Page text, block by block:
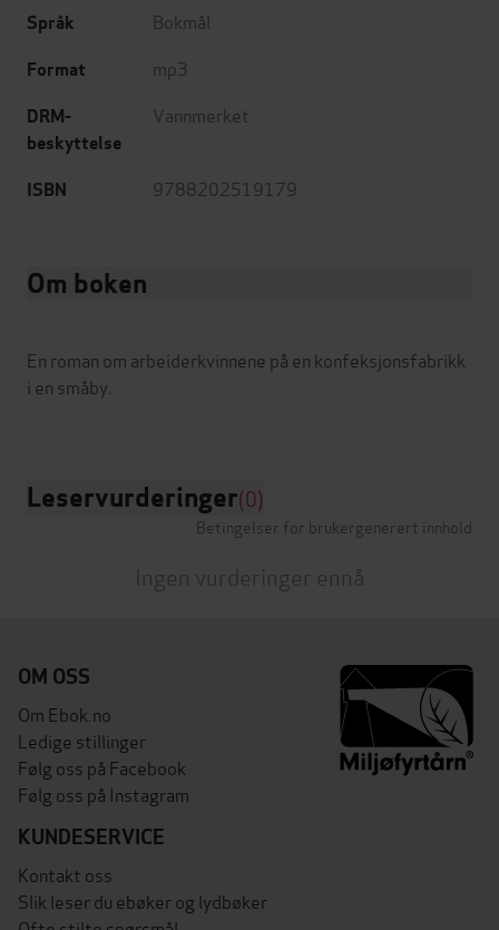
Språk Bokmål
Format mp3
DRM-
beskyttelse
Vannmerket
ISBN 9788202519179
Om boken
En roman om arbeiderkvinnene på en konfeksjonsfabrikk
i en småby.
Leservurderinger(0)
Betingelser for brukergenerert innhold
Ingen vurderinger ennå
OM OSS
Om Ebok.no
Ledige stillinger
Følg oss på Facebook
Følg oss på Instagram
KUNDESERVICE
Kontakt oss
Slik leser du ebøker og lydbøker